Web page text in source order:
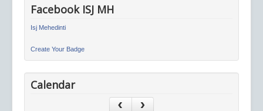
Facebook ISJ MH
Isj Mehedinti
Create Your Badge
Calendar